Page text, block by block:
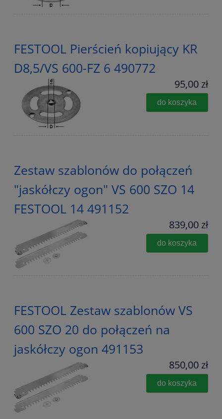
FESTOOL Pierścień kopiujący KR
D8,5/VS 600-FZ 6 490772
95,00 zł
do koszyka
Zestaw szablonów do połączeń
"jaskółczy ogon" VS 600 SZO 14
FESTOOL 14 491152
839,00 zł
do koszyka
FESTOOL Zestaw szablonów VS
600 SZO 20 do połączeń na
jaskółczy ogon 491153
850,00 zł
do koszyka